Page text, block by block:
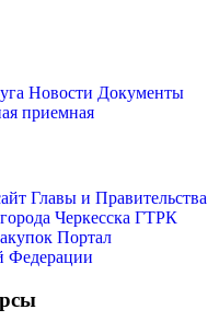
Новости Документы
приемная
Главы и Правительства
Черкесска ГТРК
Портал
Федерации